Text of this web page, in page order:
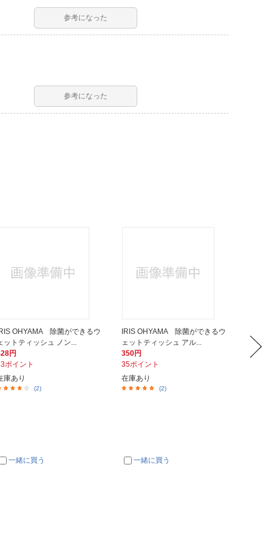
参考になった
参考になった
IRIS OHYAMA 除菌ができるウ
ットティッシュ ノン...
円
ポイント
庫あり
(2)
一緒に買う
IRIS OHYAMA 除菌ができるウ
ェットティッシュ アル...
350円
35ポイント
在庫あり
(2)
一緒に買う
ール
128円